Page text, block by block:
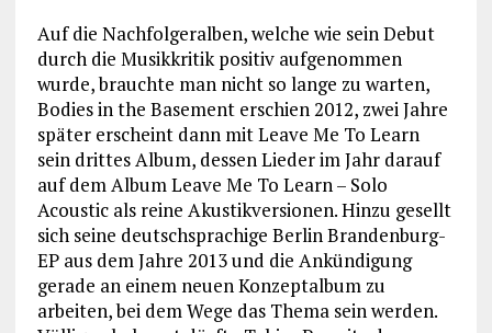
Auf die Nachfolgeralben, welche wie sein Debut
durch die Musikkritik positiv aufgenommen
wurde, brauchte man nicht so lange zu warten,
Bodies in the Basement erschien 2012, zwei Jahre
später erscheint dann mit Leave Me To Learn
sein drittes Album, dessen Lieder im Jahr darauf
auf dem Album Leave Me To Learn – Solo
Acoustic als reine Akustikversionen. Hinzu gesellt
sich seine deutschsprachige Berlin Brandenburg-
EP aus dem Jahre 2013 und die Ankündigung
gerade an einem neuen Konzeptalbum zu
arbeiten, bei dem Wege das Thema sein werden.